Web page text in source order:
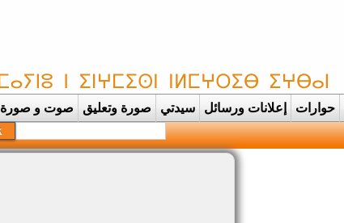
حوارات إعلانات ورسائل سيدتي صورة وتعليق صوت و صورة